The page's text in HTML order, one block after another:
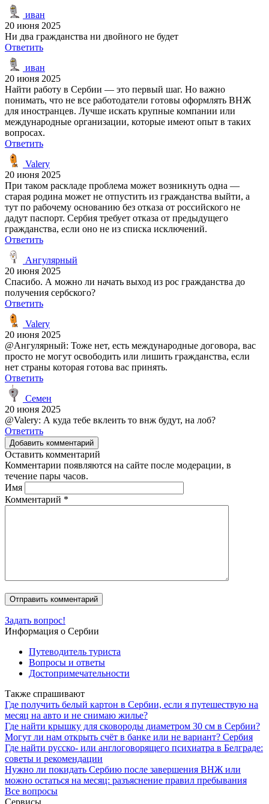
иван
20 июня 2025
Ни два гражданства ни двойного не будет
Ответить
иван
20 июня 2025
Найти работу в Сербии — это первый шаг. Но важно
понимать, что не все работодатели готовы оформлять ВНЖ
для иностранцев. Лучше искать крупные компании или
международные организации, которые имеют опыт в таких
вопросах.
Ответить
Valery
20 июня 2025
При таком раскладе проблема может возникнуть одна —
старая родина может не отпустить из гражданства выйти, а
тут по рабочему основанию без отказа от российского не
дадут паспорт. Сербия требует отказа от предыдущего
гражданства, если оно не из списка исключений.
Ответить
Ангулярный
20 июня 2025
Спасибо. А можно ли начать выход из рос гражданства до
получения сербского?
Ответить
Valery
20 июня 2025
@Ангулярный: Тоже нет, есть международные договора, вас
просто не могут освободить или лишить гражданства, если
нет страны которая готова вас принять.
Ответить
Семен
20 июня 2025
@Valery: А куда тебе вклеить то внж будут, на лоб?
Ответить
Добавить комментарий
Оставить комментарий
Комментарии появляются на сайте после модерации, в
течение пары часов.
Имя
Комментарий *
Задать вопрос!
Информация о Сербии
Путеводитель туриста
Вопросы и ответы
Достопримечательности
Также спрашивают
Где получить белый картон в Сербии, если я путешествую на
месяц на авто и не снимаю жилье?
Где найти крышку для сковороды диаметром 30 см в Сербии?
Могут ли нам открыть счёт в банке или не вариант? Сербия
Где найти русско- или англоговорящего психиатра в Белграде:
советы и рекомендации
Нужно ли покидать Сербию после завершения ВНЖ или
можно остаться на месяц: разъяснение правил пребывания
Все вопросы
Сервисы